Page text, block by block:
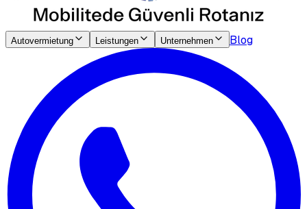
Autovermietung Leistungen Unternehmen Blog